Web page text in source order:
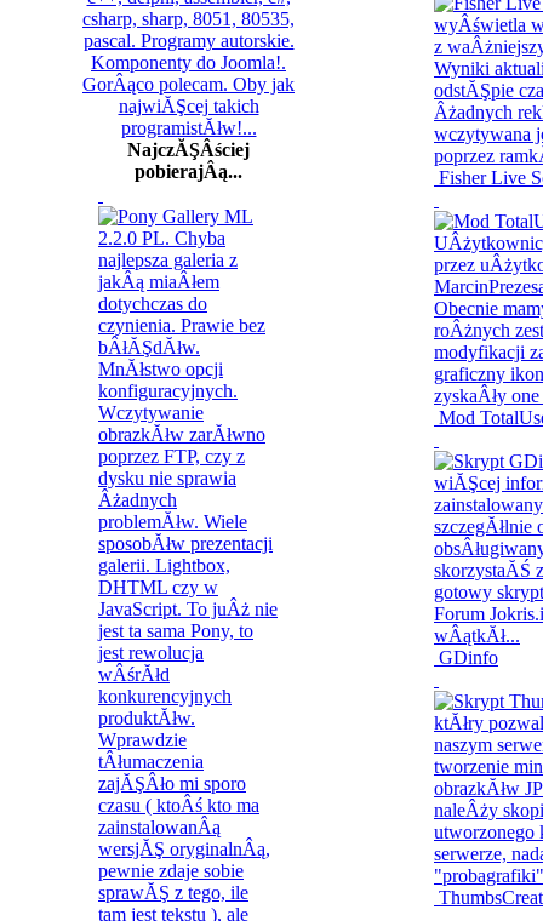
NajczĂŞÂściej
pobierajÂą...
Fisher Live
Mod
GDinfo